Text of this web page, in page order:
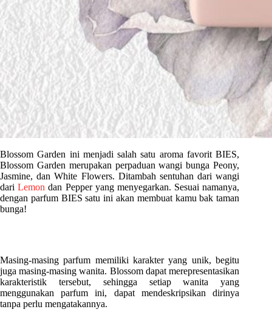
Blossom Garden ini menjadi salah satu aroma favorit BIES,
Blossom Garden merupakan perpaduan wangi bunga Peony,
Jasmine, dan White Flowers. Ditambah sentuhan dari wangi
dariLemon dan Pepper yang menyegarkan. Sesuai namanya,
dengan parfum BIES satu ini akan membuat kamu bak taman
bunga!
Masing-masing parfum memiliki karakter yang unik, begitu
juga masing-masing wanita. Blossom dapat merepresentasikan
karakteristik tersebut, sehingga setiap wanita yang
menggunakan parfum ini, dapat mendeskripsikan dirinya
tanpa perlu mengatakannya.